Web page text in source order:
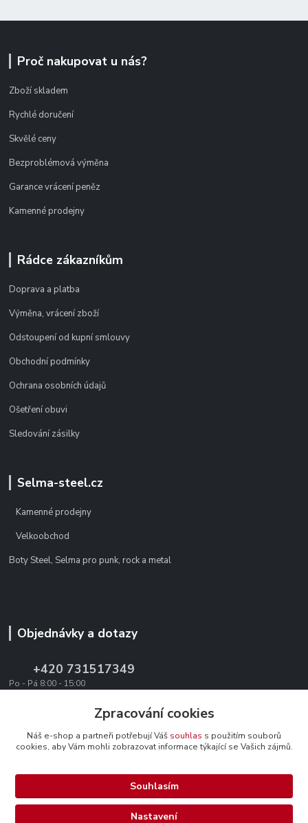
Proč nakupovat u nás?
Zboží skladem
Rychlé doručení
Skvělé ceny
Bezproblémová výměna
Garance vrácení peněz
Kamenné prodejny
Rádce zákazníkům
Doprava a platba
Výměna, vrácení zboží
Odstoupení od kupní smlouvy
Obchodní podmínky
Ochrana osobních údajů
Ošetření obuvi
Sledování zásilky
Selma-steel.cz
Kamenné prodejny
Velkoobchod
Boty Steel, Selma pro punk, rock a metal
Objednávky a dotazy
+420 731517349
Po - Pá 8:00 - 15:00
office@texevo.cz
Upravit sběr cookies.
Zpracování cookies
Náš e-shop a partneři potřebují Váš souhlas s použitím souborů
cookies, aby Vám mohli zobrazovat informace týkající se Vašich zájmů.
Nastavení
Souhlasím